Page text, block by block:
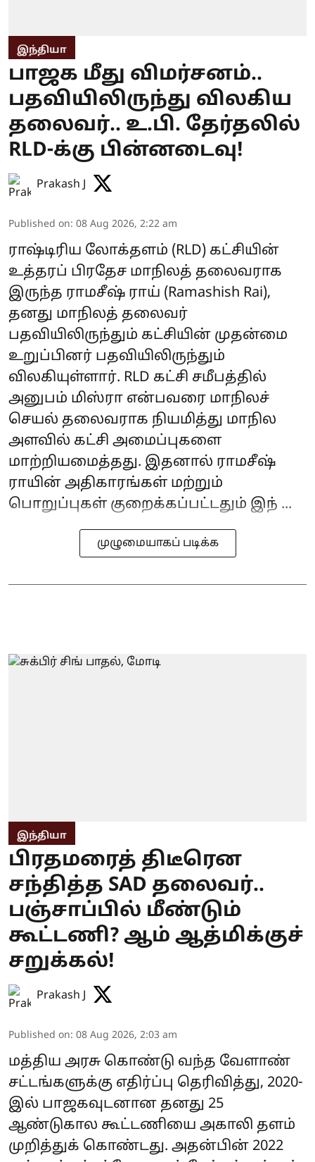
இந்தியா
பாஜக மீது விமர்சனம்..
பதவியிலிருந்து விலகிய
தலைவர்.. உ.பி. தேர்தலில்
RLD-க்கு பின்னடைவு!
Prakash J
Published on: 08 Aug 2026, 2:22 am
ராஷ்டிரிய லோக்தளம் (RLD) கட்சியின்
உத்தரப் பிரதேச மாநிலத் தலைவராக
இருந்த ராமசீஷ் ராய் (Ramashish Rai),
தனது மாநிலத் தலைவர்
பதவியிலிருந்தும் கட்சியின் முதன்மை
உறுப்பினர் பதவியிலிருந்தும்
விலகியுள்ளார். RLD கட்சி சமீபத்தில்
அனுபம் மிஸ்ரா என்பவரை மாநிலச்
செயல் தலைவராக நியமித்து மாநில
அளவில் கட்சி அமைப்புகளை
மாற்றியமைத்தது. இதனால் ராமசீஷ்
ராயின் அதிகாரங்கள் மற்றும்
பொறுப்புகள் குறைக்கப்பட்டதும் இந் ...
முழுமையாகப் படிக்க
இந்தியா
பிரதமரைத் திடீரென
சந்தித்த SAD தலைவர்..
பஞ்சாப்பில் மீண்டும்
கூட்டணி? ஆம் ஆத்மிக்குச்
சறுக்கல்!
Prakash J
Published on: 08 Aug 2026, 2:03 am
மத்திய அரசு கொண்டு வந்த வேளாண்
சட்டங்களுக்கு எதிர்ப்பு தெரிவித்து, 2020-
இல் பாஜகவுடனான தனது 25
ஆண்டுகால கூட்டணியை அகாலி தளம்
முறித்துக் கொண்டது. அதன்பின் 2022